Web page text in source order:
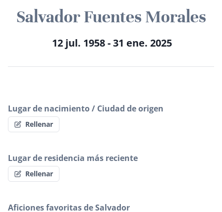
Salvador Fuentes Morales
12 jul. 1958 - 31 ene. 2025
Lugar de nacimiento / Ciudad de origen
Rellenar
Lugar de residencia más reciente
Rellenar
Aficiones favoritas de Salvador